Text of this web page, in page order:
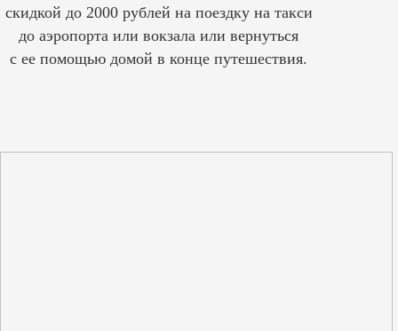
скидкой до 2000 рублей на поездку на такси
до аэропорта или вокзала или вернуться
с ее помощью домой в конце путешествия.